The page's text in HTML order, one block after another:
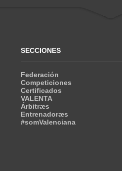
SECCIONES
Federación
Competiciones
Certificados
VALENTA
Árbitræs
Entrenadoræs
#somValenciana